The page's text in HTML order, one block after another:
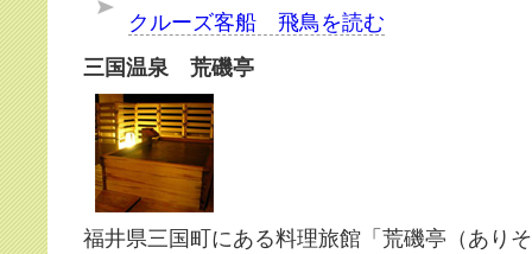
クルーズ客船 飛鳥を読む
三国温泉 荒磯亭
福井県三国町にある料理旅館「荒磯亭（あり